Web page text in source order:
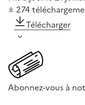
274
Télécharger
Abonnez-vous à